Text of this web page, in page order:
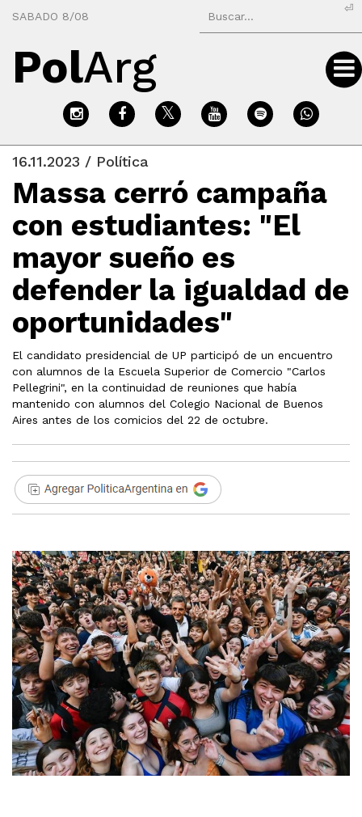
SABADO 8/08
⏎
PolArg
16.11.2023 / Política
Massa cerró campaña
con estudiantes: "El
mayor sueño es
defender la igualdad de
oportunidades"
El candidato presidencial de UP participó de un encuentro
con alumnos de la Escuela Superior de Comercio "Carlos
Pellegrini", en la continuidad de reuniones que había
mantenido con alumnos del Colegio Nacional de Buenos
Aires antes de los comicios del 22 de octubre.